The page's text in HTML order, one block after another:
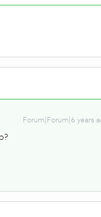
Forum|Forum|6 years